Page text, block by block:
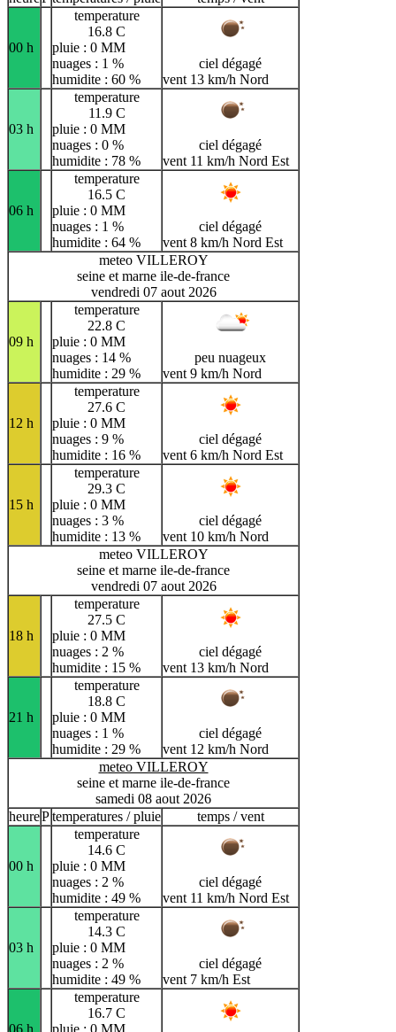
00 h
temperature
16.8 C
pluie : 0 MM
nuages : 1 %
humidite : 60 %
ciel dégagé
vent 13 km/h Nord
03 h
temperature
11.9 C
pluie : 0 MM
nuages : 0 %
humidite : 78 %
ciel dégagé
vent 11 km/h Nord Est
06 h
temperature
16.5 C
pluie : 0 MM
nuages : 1 %
humidite : 64 %
ciel dégagé
vent 8 km/h Nord Est
meteo VILLEROY
seine et marne ile-de-france
vendredi 07 aout 2026
09 h
temperature
22.8 C
pluie : 0 MM
nuages : 14 %
humidite : 29 %
peu nuageux
vent 9 km/h Nord
12 h
temperature
27.6 C
pluie : 0 MM
nuages : 9 %
humidite : 16 %
ciel dégagé
vent 6 km/h Nord Est
15 h
temperature
29.3 C
pluie : 0 MM
nuages : 3 %
humidite : 13 %
ciel dégagé
vent 10 km/h Nord
meteo VILLEROY
seine et marne ile-de-france
vendredi 07 aout 2026
18 h
temperature
27.5 C
pluie : 0 MM
nuages : 2 %
humidite : 15 %
ciel dégagé
vent 13 km/h Nord
21 h
temperature
18.8 C
pluie : 0 MM
nuages : 1 %
humidite : 29 %
ciel dégagé
vent 12 km/h Nord
meteo VILLEROY
seine et marne ile-de-france
samedi 08 aout 2026
heurePtemperatures / pluie temps / vent
00 h
temperature
14.6 C
pluie : 0 MM
nuages : 2 %
humidite : 49 %
ciel dégagé
vent 11 km/h Nord Est
03 h
temperature
14.3 C
pluie : 0 MM
nuages : 2 %
humidite : 49 %
ciel dégagé
vent 7 km/h Est
06 h
temperature
16.7 C
pluie : 0 MM